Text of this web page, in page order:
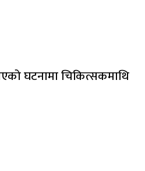
घटनामा चिकित्सकमाथि